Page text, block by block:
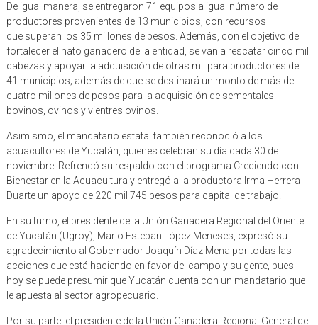
De igual manera, se entregaron 71 equipos a igual número de
productores provenientes de 13 municipios, con recursos
que superan los 35 millones de pesos. Además, con el objetivo de
fortalecer el hato ganadero de la entidad, se van a rescatar cinco mil
cabezas y apoyar la adquisición de otras mil para productores de
41 municipios; además de que se destinará un monto de más de
cuatro millones de pesos para la adquisición de sementales
bovinos, ovinos y vientres ovinos.
Asimismo, el mandatario estatal también reconoció a los
acuacultores de Yucatán, quienes celebran su día cada 30 de
noviembre. Refrendó su respaldo con el programa Creciendo con
Bienestar en la Acuacultura y entregó a la productora Irma Herrera
Duarte un apoyo de 220 mil 745 pesos para capital de trabajo.
En su turno, el presidente de la Unión Ganadera Regional del Oriente
de Yucatán (Ugroy), Mario Esteban López Meneses, expresó su
agradecimiento al Gobernador Joaquín Díaz Mena por todas las
acciones que está haciendo en favor del campo y su gente, pues
hoy se puede presumir que Yucatán cuenta con un mandatario que
le apuesta al sector agropecuario.
Por su parte, el presidente de la Unión Ganadera Regional General de